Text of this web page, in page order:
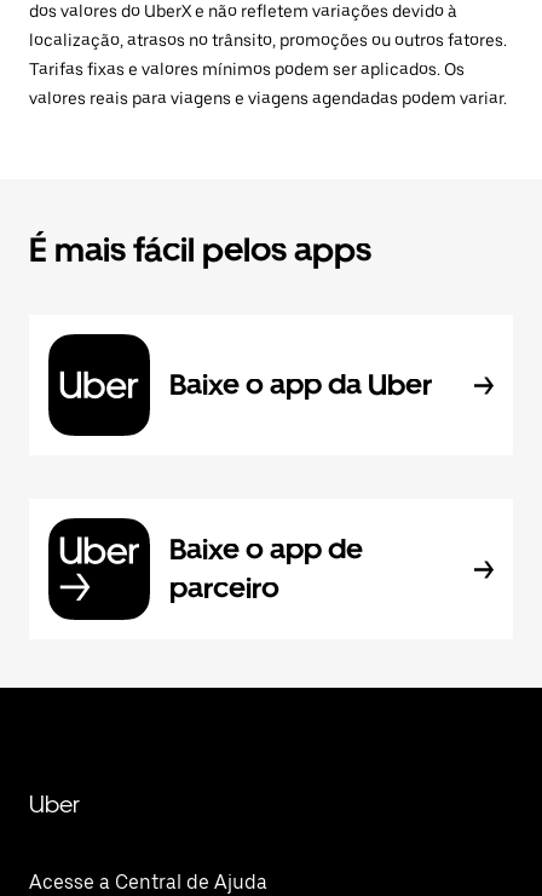
dos valores do UberX e não refletem variações devido à
localização, atrasos no trânsito, promoções ou outros fatores.
Tarifas fixas e valores mínimos podem ser aplicados. Os
valores reais para viagens e viagens agendadas podem variar.
É mais fácil pelos apps
Baixe o app da Uber
Baixe o app de
parceiro
Uber
Acesse a Central de Ajuda